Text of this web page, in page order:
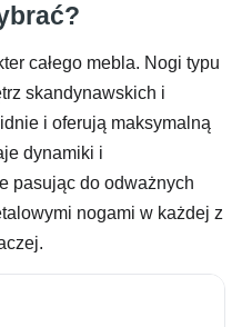
całego mebla. Nogi typu
skandynawskich i
i oferują maksymalną
dynamiki i
pasując do odważnych
nogami w każdej z